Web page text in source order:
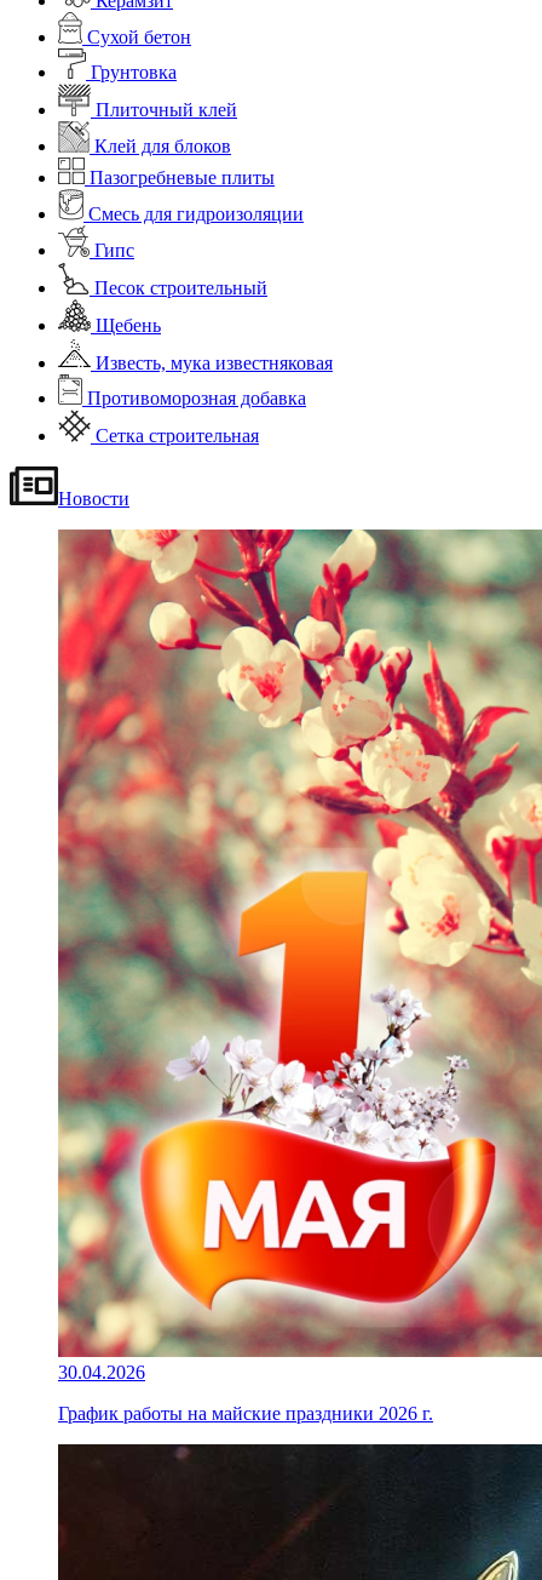
Сухой бетон
Грунтовка
Плиточный клей
Клей для блоков
Пазогребневые плиты
Смесь для гидроизоляции
Гипс
Песок строительный
Щебень
Известь, мука известняковая
Противоморозная добавка
Сетка строительная
Новости
30.04.2026
График работы на майские праздники 2026 г.